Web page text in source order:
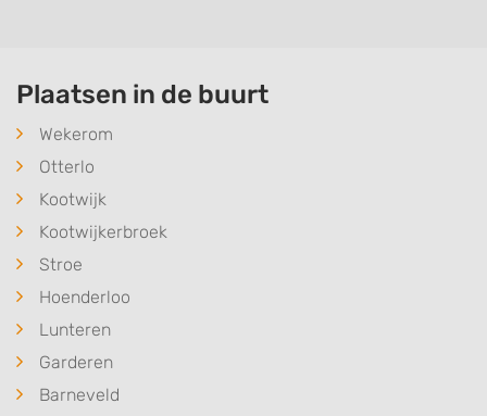
Plaatsen in de buurt
Wekerom
Otterlo
Kootwijk
Kootwijkerbroek
Stroe
Hoenderloo
Lunteren
Garderen
Barneveld